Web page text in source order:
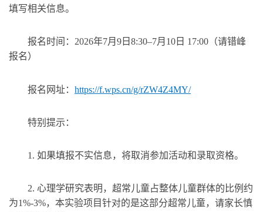
填写相关信息。
报名时间：2026年7月9日8:30–7月10日 17:00（请错峰
报名）
报名网址： https://f.wps.cn/g/rZW4Z4MY/
特别提示：
1. 如果填报不实信息，将取消参加活动和录取资格。
2. 心理学研究表明，超常儿童占整体儿童群体的比例约
为1%-3%，本实验项目针对的是这部分超常儿童，请家长慎